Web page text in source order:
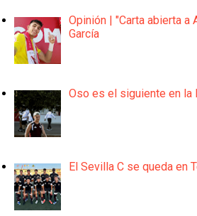
Opinión | "Carta abierta a
García
Oso es el siguiente en la
El Sevilla C se queda en